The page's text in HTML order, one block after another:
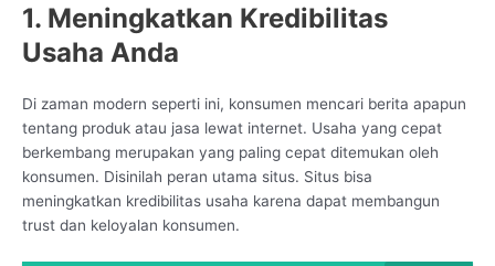
1. Meningkatkan Kredibilitas
Usaha Anda
Di zaman modern seperti ini, konsumen mencari berita apapun
tentang produk atau jasa lewat internet. Usaha yang cepat
berkembang merupakan yang paling cepat ditemukan oleh
konsumen. Disinilah peran utama situs. Situs bisa
meningkatkan kredibilitas usaha karena dapat membangun
trust dan keloyalan konsumen.